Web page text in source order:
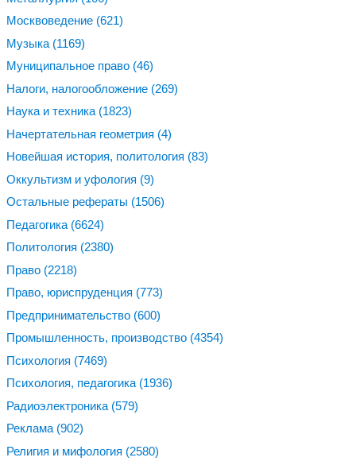
Москвоведение (621)
Музыка (1169)
Муниципальное право (46)
Налоги, налогообложение (269)
Наука и техника (1823)
Начертательная геометрия (4)
Новейшая история, политология (83)
Оккультизм и уфология (9)
Остальные рефераты (1506)
Педагогика (6624)
Политология (2380)
Право (2218)
Право, юриспруденция (773)
Предпринимательство (600)
Промышленность, производство (4354)
Психология (7469)
Психология, педагогика (1936)
Радиоэлектроника (579)
Реклама (902)
Религия и мифология (2580)